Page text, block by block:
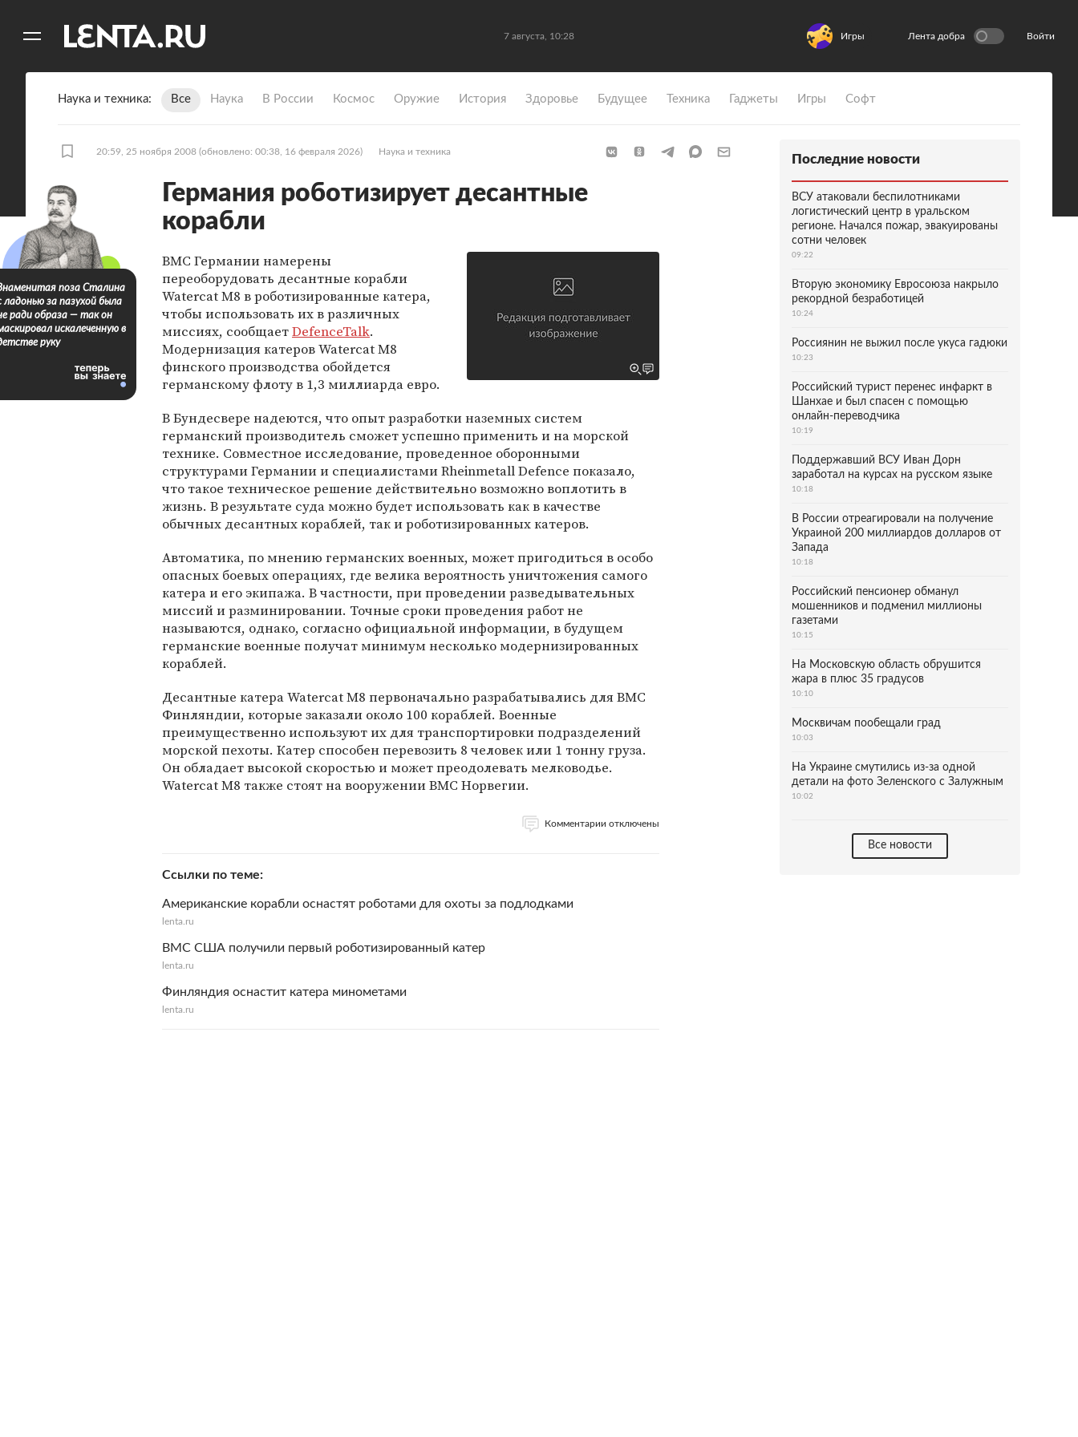
7 августа, 10:28 Игры Лента добра Войти
Наука и техника Все Наука В России Космос Оружие История Здоровье Будущее Техника Гаджеты Игры Софт
20:59, 25 ноября 2008 (обновлено: 00:38, 16 февраля 2026) Наука и техника
Германия роботизирует десантные
корабли
ВМС Германии намерены
переоборудовать десантные корабли
Watercat M8 в роботизированные катера,
чтобы использовать их в различных
миссиях, сообщаетDefenceTalk.
Модернизация катеров Watercat M8
финского производства обойдется
германскому флоту в 1,3 миллиарда евро.
В Бундесвере надеются, что опыт разработки наземных систем
германский производитель сможет успешно применить и на морской
технике. Совместное исследование, проведенное оборонными
структурами Германии и специалистами Rheinmetall Defence показало,
что такое техническое решение действительно возможно воплотить в
жизнь. В результате суда можно будет использовать как в качестве
обычных десантных кораблей, так и роботизированных катеров.
Автоматика, по мнению германских военных, может пригодиться в особо
опасных боевых операциях, где велика вероятность уничтожения самого
катера и его экипажа. В частности, при проведении разведывательных
миссий и разминировании. Точные сроки проведения работ не
называются, однако, согласно официальной информации, в будущем
германские военные получат минимум несколько модернизированных
кораблей.
Десантные катера Watercat M8 первоначально разрабатывались для ВМС
Финляндии, которые заказали около 100 кораблей. Военные
преимущественно используют их для транспортировки подразделений
морской пехоты. Катер способен перевозить 8 человек или 1 тонну груза.
Он обладает высокой скоростью и может преодолевать мелководье.
Watercat M8 также стоят на вооружении ВМС Норвегии.
Комментарии отключены
Ссылки по теме
Американские корабли оснастят роботами для охоты за подлодками
lenta.ru
ВМС США получили первый роботизированный катер
lenta.ru
Финляндия оснастит катера минометами
lenta.ru
поза Сталина
ладонью за пазухой была
ради образа — так он
искалеченную в
руку
Последние новости
ВСУ атаковали беспилотниками
логистический центр в уральском
регионе. Начался пожар, эвакуированы
сотни человек
09:22
Вторую экономику Евросоюза накрыло
рекордной безработицей
10:24
Россиянин не выжил после укуса гадюки
10:23
Российский турист перенес инфаркт в
Шанхае и был спасен с помощью
онлайн-переводчика
10:19
Поддержавший ВСУ Иван Дорн
заработал на курсах на русском языке
10:18
В России отреагировали на получение
Украиной 200 миллиардов долларов от
Запада
10:18
Российский пенсионер обманул
мошенников и подменил миллионы
газетами
10:15
На Московскую область обрушится
жара в плюс 35 градусов
10:10
Москвичам пообещали град
10:03
На Украине смутились из-за одной
детали на фото Зеленского с Залужным
10:02
Все новости